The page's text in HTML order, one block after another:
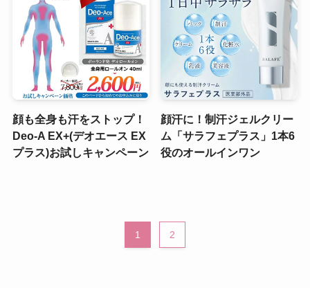
顔も全身も汗をストップ！
Deo-A EX+(デオエース EX
プラス)お試しキャンペーン
顔汗に！制汗ジェルクリー
ム「サラフェプラス」1本6
役のオールインワン
1 2